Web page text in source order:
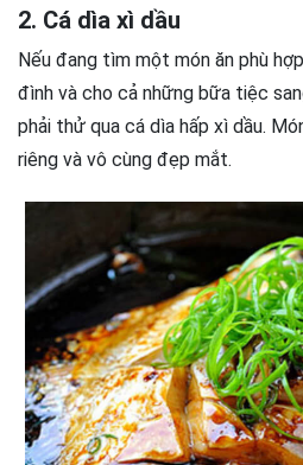
2. Cá dìa xì dầu
Nếu đang tìm một món ăn phù
đình và cho cả những bữa tiệc
phải thử qua cá dìa hấp xì dầu.
riêng và vô cùng đẹp mắt.